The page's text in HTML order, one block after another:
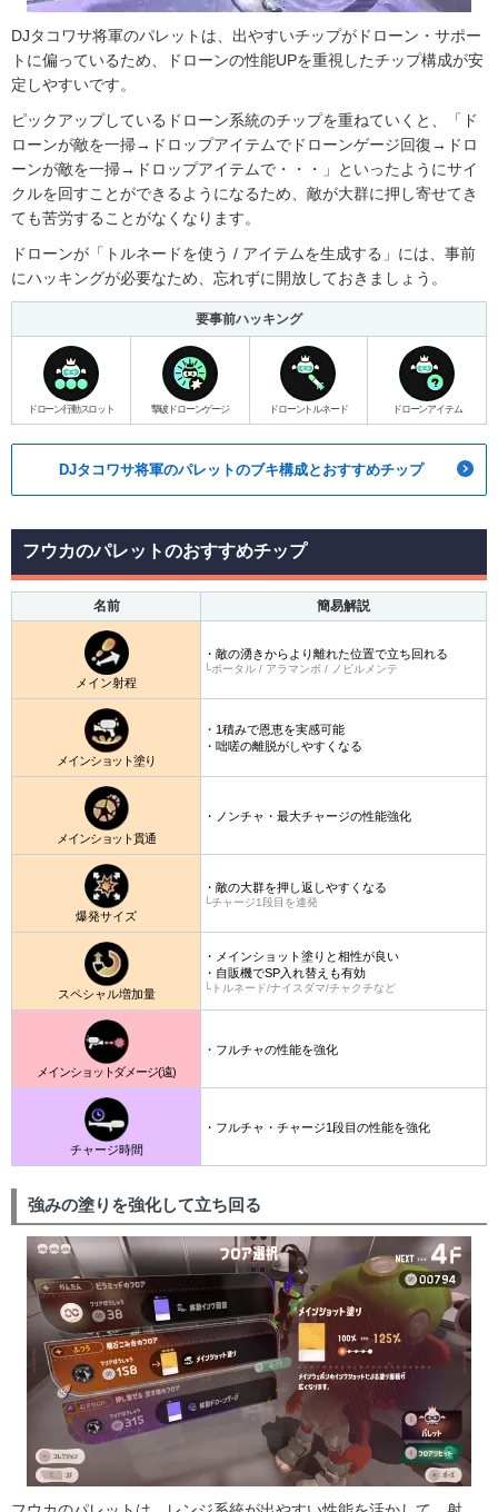
DJタコワサ将軍のパレットは、出やすいチップがドローン・サポー
トに偏っているため、ドローンの性能UPを重視したチップ構成が安
定しやすいです。
ピックアップしているドローン系統のチップを重ねていくと、「ド
ローンが敵を一掃→ドロップアイテムでドローンゲージ回復→ドロ
ーンが敵を一掃→ドロップアイテムで・・・」といったようにサイ
クルを回すことができるようになるため、敵が大群に押し寄せてき
ても苦労することがなくなります。
ドローンが「トルネードを使う / アイテムを生成する」には、事前
にハッキングが必要なため、忘れずに開放しておきましょう。
要事前ハッキング
ドローン行動スロット 撃破ドローンゲージ ドローントルネード ドローンアイテム
DJタコワサ将軍のパレットのブキ構成とおすすめチップ
フウカのパレットのおすすめチップ
名前 簡易解説
メイン射程
・敵の湧きからより離れた位置で立ち回れる
└ポータル / アラマンボ / ノビルメンテ
メインショット塗り
・1積みで恩恵を実感可能
・咄嗟の離脱がしやすくなる
メインショット貫通
・ノンチャ・最大チャージの性能強化
爆発サイズ
・敵の大群を押し返しやすくなる
└チャージ1段目を連発
スペシャル増加量
・メインショット塗りと相性が良い
・自販機でSP入れ替えも有効
└トルネード/ナイスダマ/チャクチなど
メインショットダメージ(遠)
・フルチャの性能を強化
チャージ時間
・フルチャ・チャージ1段目の性能を強化
強みの塗りを強化して立ち回る